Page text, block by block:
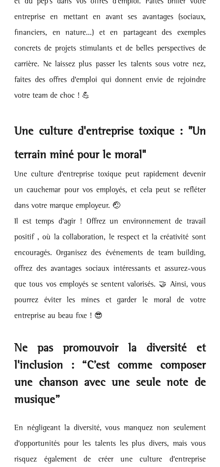
entreprise en mettant en avant ses avantages (sociaux,
financiers, en nature...) et en partageant des exemples
concrets de projets stimulants et de belles perspectives de
carrière. Ne laissez plus passer les talents sous votre nez,
faites des offres d'emploi qui donnent envie de rejoindre
votre team de choc ! 💪
Une culture d'entreprise toxique : "Un
terrain miné pour le moral"
Une culture d'entreprise toxique peut rapidement devenir
un cauchemar pour vos employés, et cela peut se refléter
dans votre marque employeur. 🤕
Il est temps d'agir ! Offrez un environnement de travail
positif , où la collaboration, le respect et la créativité sont
encouragés. Organisez des événements de team building,
offrez des avantages sociaux intéressants et assurez-vous
que tous vos employés se sentent valorisés. 🤝 Ainsi, vous
pourrez éviter les mines et garder le moral de votre
entreprise au beau fixe ! 😎
Ne pas promouvoir la diversité et
l'inclusion : “C’est comme composer
une chanson avec une seule note de
musique”
En négligeant la diversité, vous manquez non seulement
d'opportunités pour les talents les plus divers, mais vous
risquez également de créer une culture d'entreprise